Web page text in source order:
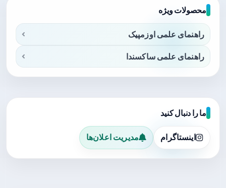
محصولات ویژه
راهنمای علمی اوزمپیک
راهنمای علمی ساکسندا
ما را دنبال کنید
اینستاگرام مدیریت اعلان‌ها